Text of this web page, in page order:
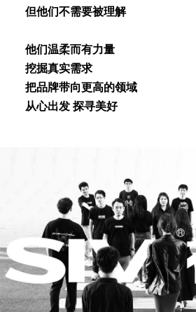
但他们不需要被理解
他们温柔⽽有⼒量
挖掘真实需求
把品牌带向更⾼的领域
从⼼出发 探寻美好